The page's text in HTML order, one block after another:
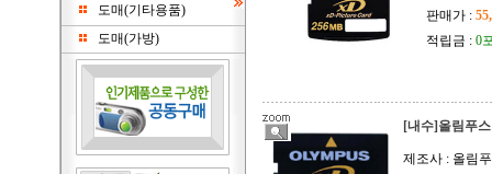
도매(기타용품)
도매(가방)
판매가 :
적립금 : 0
[내수]올림푸
제조사 : 올림